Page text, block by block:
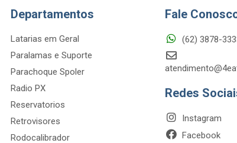
Departamentos
Latarias em Geral
Paralamas e Suporte
Parachoque Spoler
Radio PX
Reservatorios
Retrovisores
Rodocalibrador
Fale
(62) 3878-
Redes
Instagram
Facebook